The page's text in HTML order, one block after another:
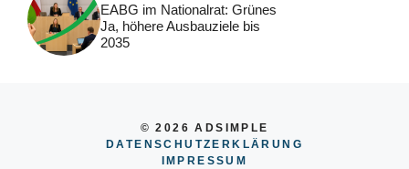
EABG im Nationalrat: Grünes
Ja, höhere Ausbauziele bis
2035
© 2026 ADSIMPLE
DATENSCHUTZERKLÄRUNG
IMPRESSUM